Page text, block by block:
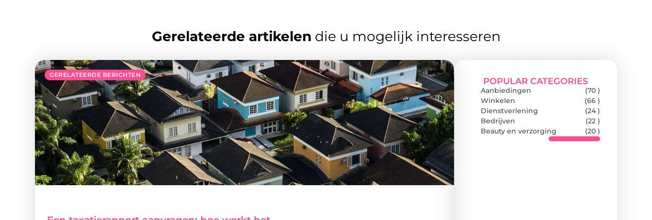
Gerelateerde artikelen die u mogelijk interesseren
GERELATEERDE BERICHTEN
POPULAR CATEGORIES
Aanbiedingen
(70 )
Winkelen
(66 )
Dienstverlening
(24 )
Bedrijven
(22 )
Beauty en verzorging
(20 )